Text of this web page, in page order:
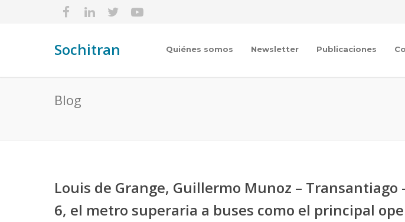
Sochitran Quiénes somos Newsletter Publicaciones
Blog
Louis de Grange, Guillermo Munoz – Transantiago
6, el metro superaria a buses como el principal